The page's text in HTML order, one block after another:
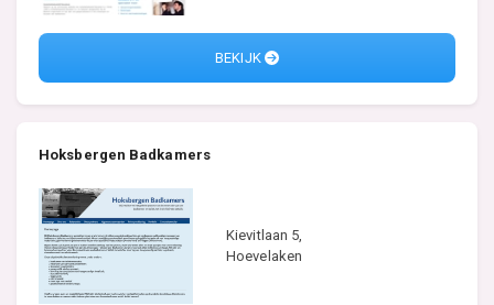
BEKIJK
Hoksbergen Badkamers
Kievitlaan 5,
Hoevelaken